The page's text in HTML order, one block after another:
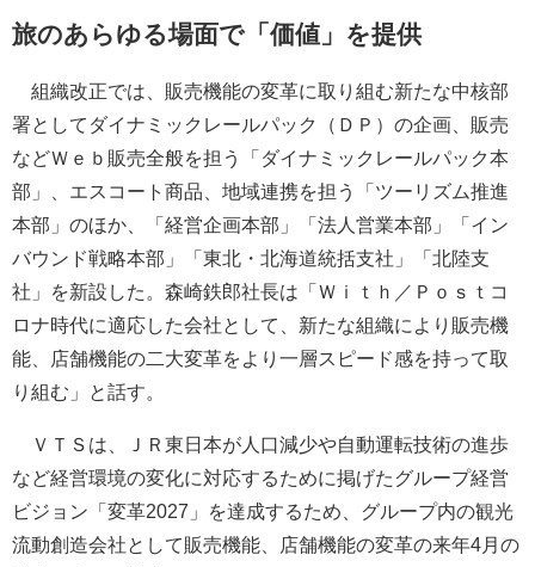
旅のあらゆる場面で「価値」を提供
組織改正では、販売機能の変革に取り組む新たな中核部
署としてダイナミックレールパック（ＤＰ）の企画、販売
などＷｅｂ販売全般を担う「ダイナミックレールパック本
部」、エスコート商品、地域連携を担う「ツーリズム推進
本部」のほか、「経営企画本部」「法人営業本部」「イン
バウンド戦略本部」「東北・北海道統括支社」「北陸支
社」を新設した。森崎鉄郎社長は「Ｗｉｔｈ／Ｐｏｓｔコ
ロナ時代に適応した会社として、新たな組織により販売機
能、店舗機能の二大変革をより一層スピード感を持って取
り組む」と話す。
ＶＴＳは、ＪＲ東日本が人口減少や自動運転技術の進歩
など経営環境の変化に対応するために掲げたグループ経営
ビジョン「変革2027」を達成するため、グループ内の観光
流動創造会社として販売機能、店舗機能の変革の来年4月の